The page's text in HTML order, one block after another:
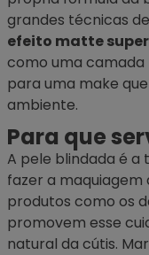
grandes técnicas
efeito matte
como uma
para uma make
ambiente.
Para que
A pele blindada é
fazer a maquiagem
produtos como os
promovem esse
natural da cútis.